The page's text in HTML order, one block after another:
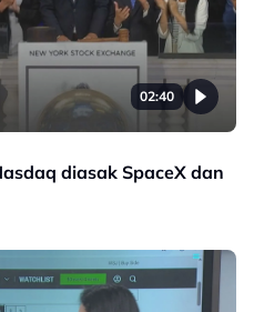
02:40
diasak SpaceX dan